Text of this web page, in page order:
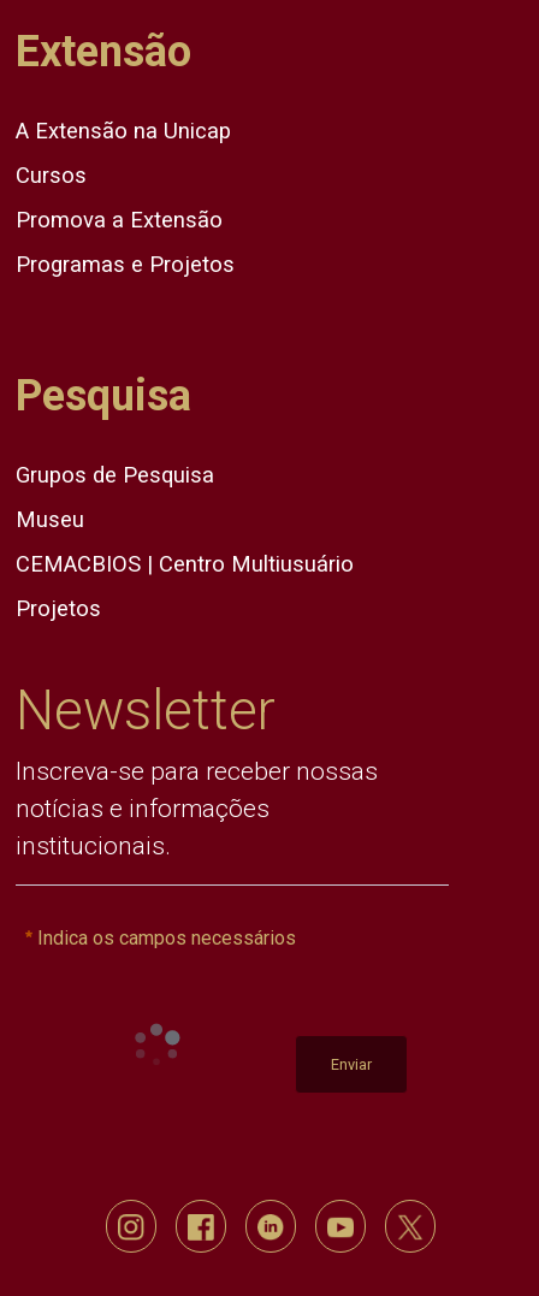
Extensão
A Extensão na Unicap
Cursos
Promova a Extensão
Programas e Projetos
Pesquisa
Grupos de Pesquisa
Museu
CEMACBIOS | Centro Multiusuário
Projetos
Newsletter
Inscreva-se para receber nossas
notícias e informações
institucionais.
Indica os campos necessários
Enviar